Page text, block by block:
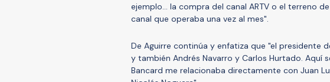
ejemplo... la compra del canal ARTV o el terreno
canal que operaba una vez al mes".
De Aguirre continúa y enfatiza que "el presidente
y también Andrés Navarro y Carlos Hurtado. Aquí
Bancard me relacionaba directamente con Juan